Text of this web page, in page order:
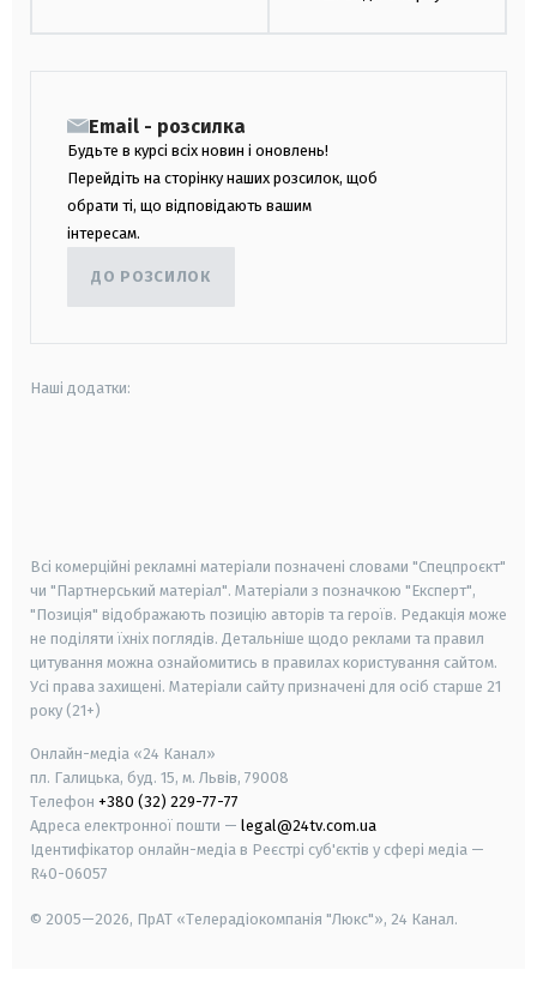
Email - розсилка
Будьте в курсі всіх новин і оновлень!
Перейдіть на сторінку наших розсилок, щоб
обрати ті, що відповідають вашим
інтересам.
ДО РОЗСИЛОК
Наші додатки:
Всі комерційні рекламні матеріали позначені словами "Спецпроєкт"
чи "Партнерський матеріал". Матеріали з позначкою "Експерт",
"Позиція" відображають позицію авторів та героїв. Редакція може
не поділяти їхніх поглядів. Детальніше щодо реклами та правил
цитування можна ознайомитись в правилах користування сайтом.
Усі права захищені. Матеріали сайту призначені для осіб старше 21
року (21+)
Онлайн-медіа «24 Канал»
пл. Галицька, буд. 15, м. Львів, 79008
Телефон +380 (32) 229-77-77
Адреса електронної пошти — legal@24tv.com.ua
Ідентифікатор онлайн-медіа в Реєстрі суб'єктів у сфері медіа —
R40-06057
© 2005—2026, ПрАТ «Телерадіокомпанія "Люкс"», 24 Канал.